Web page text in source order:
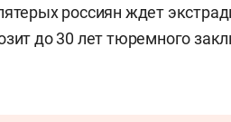
россиян ждет
до 30 лет тюремного